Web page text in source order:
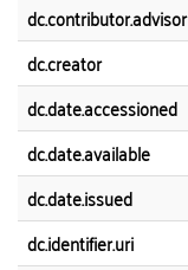
dc.contributor.advisor
dc.creator
dc.date.accessioned
dc.date.available
dc.date.issued
dc.identifier.uri